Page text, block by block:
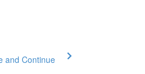
and Continue